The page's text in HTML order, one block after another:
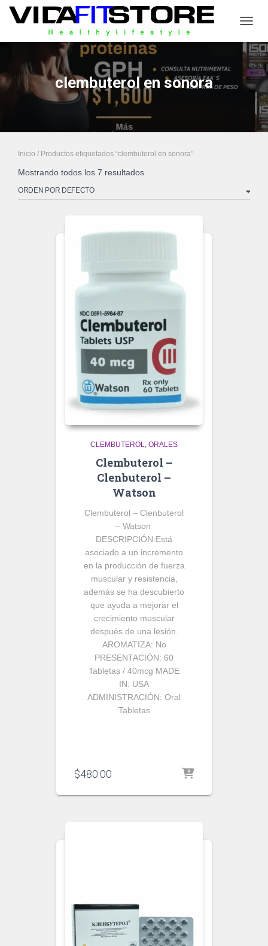
clembuterol en sonora
Inicio / Productos etiquetados “clembuterol en sonora”
Mostrando todos los 7 resultados
CLEMBUTEROL ORALES
Clembuterol –
Clenbuterol –
Watson
Clembuterol – Clenbuterol
– Watson
DESCRIPCIÓN:Está
asociado a un incremento
en la producción de fuerza
muscular y resistencia,
además se ha descubierto
que ayuda a mejorar el
crecimiento muscular
después de una lesión.
AROMATIZA: No
PRESENTACIÓN: 60
Tabletas / 40mcg MADE
IN: USA
ADMINISTRACIÓN: Oral
Tabletas
$480.00